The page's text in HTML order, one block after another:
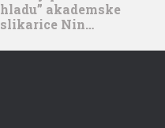
hladu” akademske
slikarice Nin…